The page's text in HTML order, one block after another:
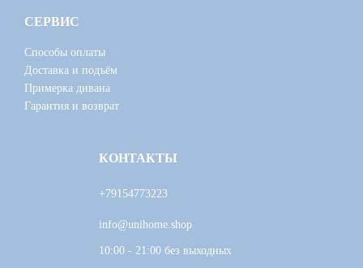
СЕРВИС
Способы оплаты
Доставка и подъём
Примерка дивана
Гарантия и возврат
КОНТАКТЫ
+79154773223
info@unihome.shop
10:00 - 21:00 без выходных